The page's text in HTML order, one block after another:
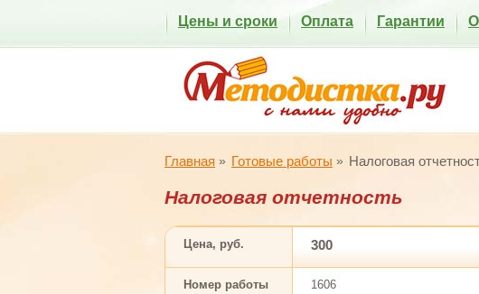
Цены и сроки Оплата Гарантии
Главная Готовые работы Налоговая
Налоговая отчетность
Цена, руб. 300
Номер работы 1606